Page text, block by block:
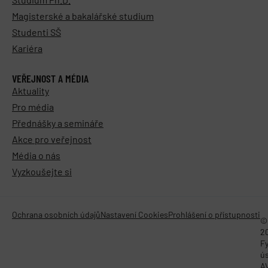
Magisterské a bakalářské studium
Studenti SŠ
Kariéra
VEŘEJNOST A MÉDIA
Aktuality
Pro média
Přednášky a semináře
Akce pro veřejnost
Média o nás
Vyzkoušejte si
©
Ochrana osobních údajůNastavení CookiesProhlášení o přístupnosti